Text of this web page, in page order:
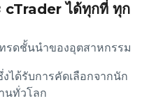
cTrader ได้ทุกที่ ทุก
รดชั้นนำของอุตสาหกรรม
ได้รับการคัดเลือกจากนัก
นทั่วโลก